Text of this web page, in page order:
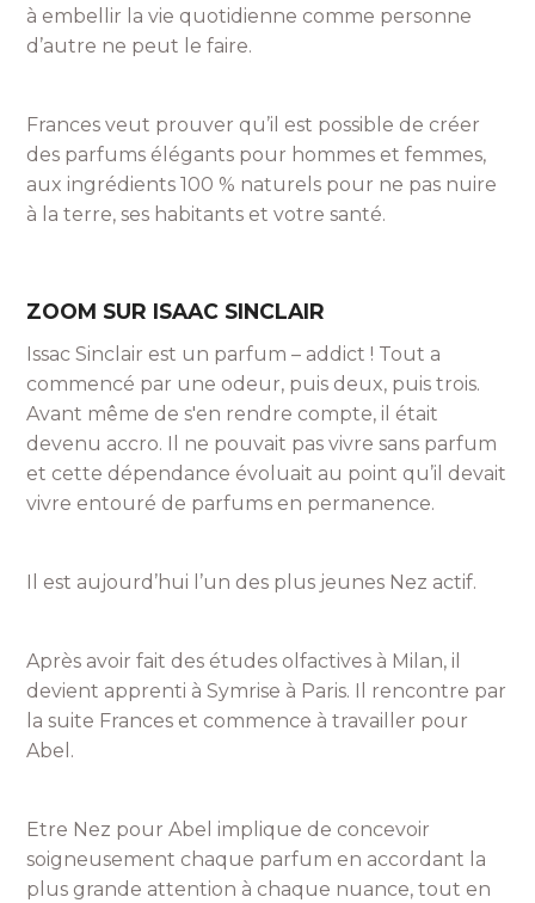
à embellir la vie quotidienne comme personne
d’autre ne peut le faire.
Frances veut prouver qu’il est possible de créer
des parfums élégants pour hommes et femmes,
aux ingrédients 100 % naturels pour ne pas nuire
à la terre, ses habitants et votre santé.
ZOOM SUR ISAAC SINCLAIR
Issac Sinclair est un parfum – addict ! Tout a
commencé par une odeur, puis deux, puis trois.
Avant même de s'en rendre compte, il était
devenu accro. Il ne pouvait pas vivre sans parfum
et cette dépendance évoluait au point qu’il devait
vivre entouré de parfums en permanence.
Il est aujourd’hui l’un des plus jeunes Nez actif.
Après avoir fait des études olfactives à Milan, il
devient apprenti à Symrise à Paris. Il rencontre par
la suite Frances et commence à travailler pour
Abel.
Etre Nez pour Abel implique de concevoir
soigneusement chaque parfum en accordant la
plus grande attention à chaque nuance, tout en